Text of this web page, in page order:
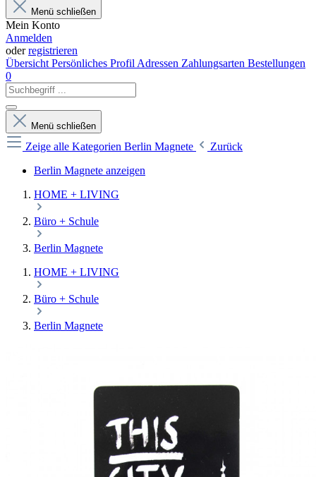
Menü schließen
Mein Konto
Anmelden
oderregistrieren
Übersicht Persönliches Profil Adressen Zahlungsarten Bestellungen
0
Menü schließen
Zeige alle Kategorien Berlin Magnete
Zurück
Berlin Magnete anzeigen
HOME + LIVING
Büro + Schule
Berlin Magnete
HOME + LIVING
Büro + Schule
Berlin Magnete